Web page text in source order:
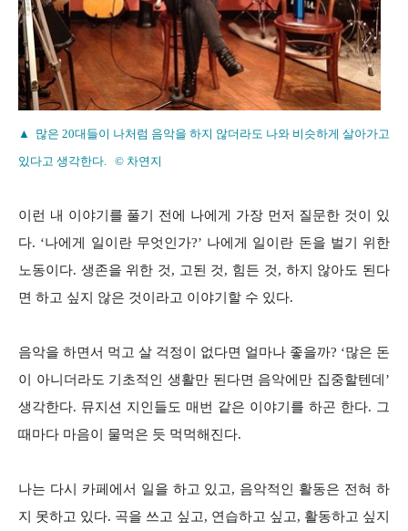
▲ 많은 20대들이 나처럼 음악을 하지 않더라도 나와 비슷하게 살아가고
있다고 생각한다. © 차연지
이런 내 이야기를 풀기 전에 나에게 가장 먼저 질문한 것이 있
다. ‘나에게 일이란 무엇인가?’ 나에게 일이란 돈을 벌기 위한
노동이다. 생존을 위한 것, 고된 것, 힘든 것, 하지 않아도 된다
면 하고 싶지 않은 것이라고 이야기할 수 있다.
음악을 하면서 먹고 살 걱정이 없다면 얼마나 좋을까? ‘많은 돈
이 아니더라도 기초적인 생활만 된다면 음악에만 집중할텐데’
생각한다. 뮤지션 지인들도 매번 같은 이야기를 하곤 한다. 그
때마다 마음이 물먹은 듯 먹먹해진다.
나는 다시 카페에서 일을 하고 있고, 음악적인 활동은 전혀 하
지 못하고 있다. 곡을 쓰고 싶고, 연습하고 싶고, 활동하고 싶지